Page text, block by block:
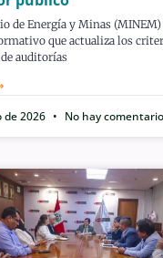
de Energía y Minas
que actualiza los
auditorías
de 2026
No hay